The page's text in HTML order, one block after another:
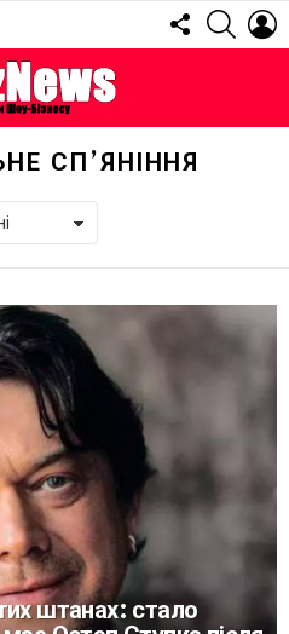
FOLLOW
US
СП’ЯНІННЯ
штанах: стало